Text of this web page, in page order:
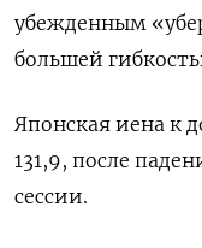
убежденным
большей
Японская иена к
131,9, после
сессии.